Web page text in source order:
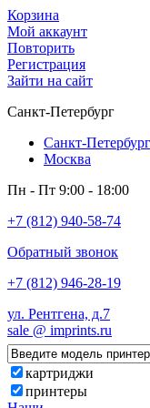
Корзина
Мой аккаунт
Повторить
Регистрация
Зайти на сайт
Санкт-Петербург
Санкт-Петербург
Москва
Пн - Пт 9:00 - 18:00
+7 (812) 940-58-74
Обратный звонок
+7 (812) 946-28-19
ул. Рентгена, д.7
sale @ imprints.ru
картриджи
принтеры